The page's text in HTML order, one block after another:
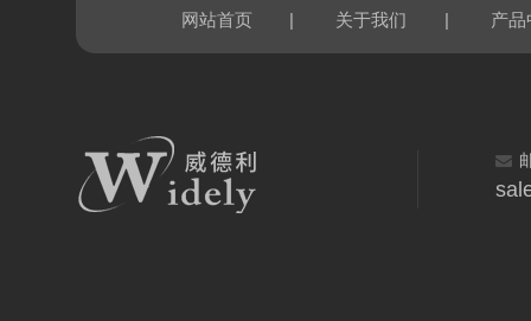
网站首页 | 关于我们 | 产品